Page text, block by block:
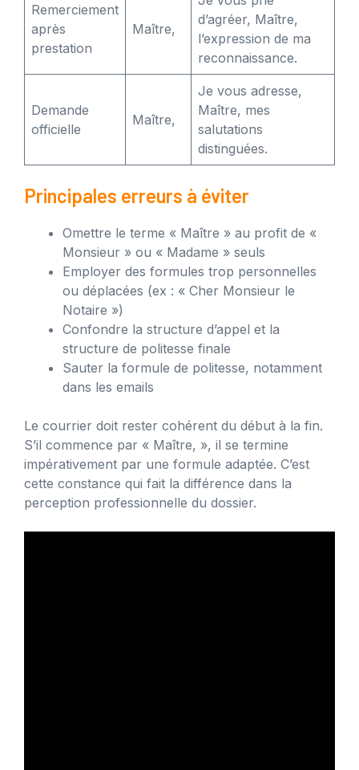
Remerciement
après
prestation
Maître,
d’agréer, Maître,
l’expression de ma
reconnaissance.
Demande
officielle
Maître,
Je vous adresse,
Maître, mes
salutations
distinguées.
Principales erreurs à éviter
Omettre le terme « Maître » au profit de «
Monsieur » ou « Madame » seuls
Employer des formules trop personnelles
ou déplacées (ex : « Cher Monsieur le
Notaire »)
Confondre la structure d’appel et la
structure de politesse finale
Sauter la formule de politesse, notamment
dans les emails
Le courrier doit rester cohérent du début à la fin.
S’il commence par « Maître, », il se termine
impérativement par une formule adaptée. C’est
cette constance qui fait la différence dans la
perception professionnelle du dossier.